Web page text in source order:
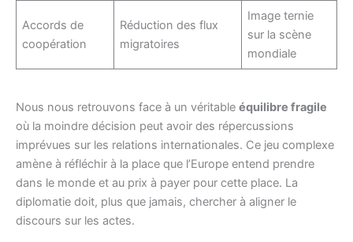
Accords de
coopération
Réduction des flux
migratoires
Image ternie
sur la scène
mondiale
Nous nous retrouvons face à un véritable équilibre fragile
où la moindre décision peut avoir des répercussions
imprévues sur les relations internationales. Ce jeu complexe
amène à réfléchir à la place que l’Europe entend prendre
dans le monde et au prix à payer pour cette place. La
diplomatie doit, plus que jamais, chercher à aligner le
discours sur les actes.